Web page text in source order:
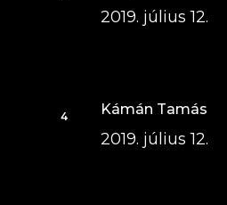
2019. július 12.
Kámán Tamás
2019. július 12.